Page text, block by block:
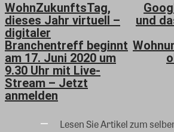
WohnZukunftsTag,
dieses Jahr virtuell –
digitaler
Branchentreff beginnt
am 17. Juni 2020 um
9.30 Uhr mit Live-
Stream – Jetzt
anmelden
und
Lesen Sie Artikel zum